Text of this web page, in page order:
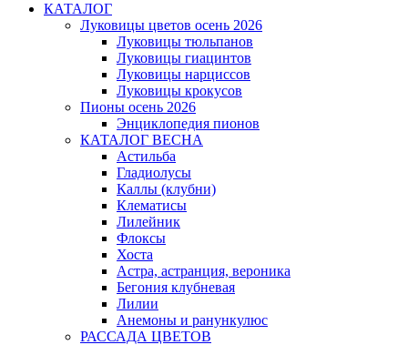
КАТАЛОГ
Луковицы цветов осень 2026
Луковицы тюльпанов
Луковицы гиацинтов
Луковицы нарциссов
Луковицы крокусов
Пионы осень 2026
Энциклопедия пионов
КАТАЛОГ ВЕСНА
Астильба
Гладиолусы
Каллы (клубни)
Клематисы
Лилейник
Флоксы
Хоста
Астра, астранция, вероника
Бегония клубневая
Лилии
Анемоны и ранункулюс
РАССАДА ЦВЕТОВ